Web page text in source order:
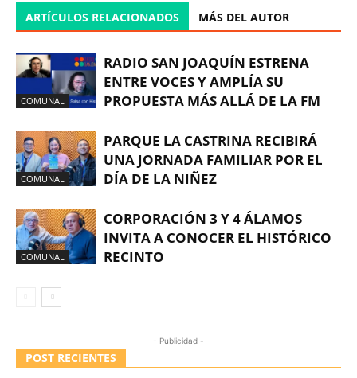
ARTÍCULOS RELACIONADOS MÁS DEL AUTOR
COMUNAL
RADIO SAN JOAQUÍN ESTRENA
ENTRE VOCES Y AMPLÍA SU
PROPUESTA MÁS ALLÁ DE LA FM
COMUNAL
PARQUE LA CASTRINA RECIBIRÁ
UNA JORNADA FAMILIAR POR EL
DÍA DE LA NIÑEZ
COMUNAL
CORPORACIÓN 3 Y 4 ÁLAMOS
INVITA A CONOCER EL HISTÓRICO
RECINTO
- Publicidad -
POST RECIENTES